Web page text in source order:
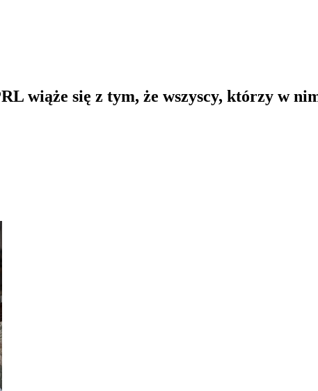
wiąże się z tym, że wszyscy, którzy w